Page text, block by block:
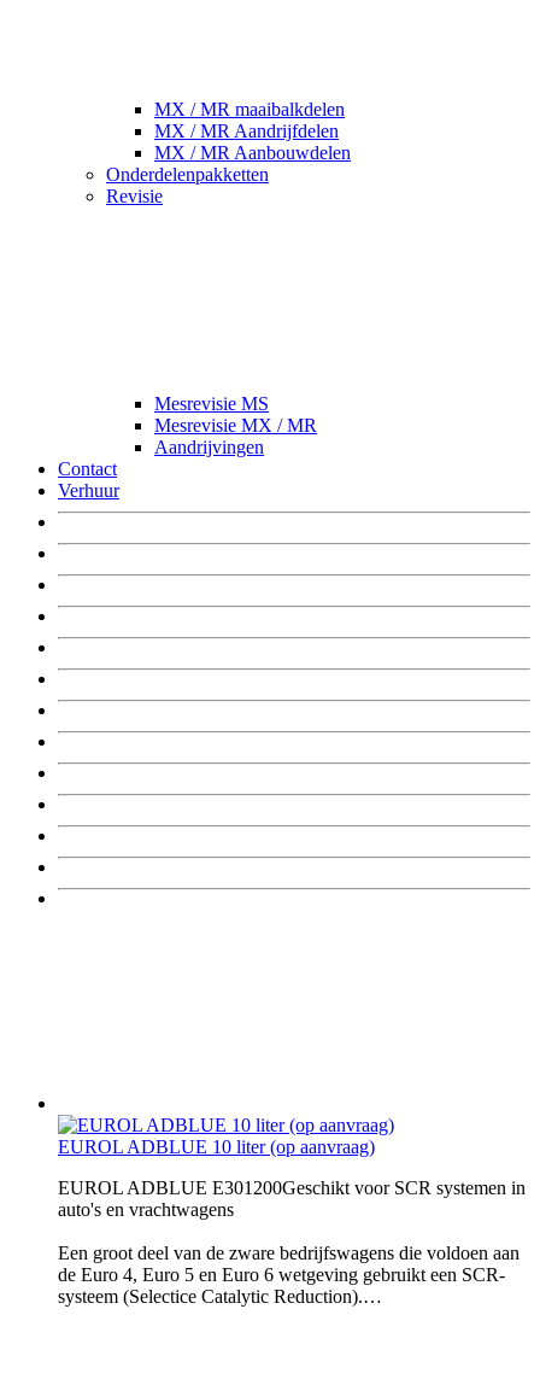
MX / MR maaibalkdelen
MX / MR Aandrijfdelen
MX / MR Aanbouwdelen
Onderdelenpakketten
Revisie
Mesrevisie MS
Mesrevisie MX / MR
Aandrijvingen
Contact
Verhuur
EUROL ADBLUE 10 liter (op aanvraag)
EUROL ADBLUE E301200Geschikt voor SCR systemen in
auto's en vrachtwagens
Een groot deel van de zware bedrijfswagens die voldoen aan
de Euro 4, Euro 5 en Euro 6 wetgeving gebruikt een SCR-
systeem (Selectice Catalytic Reduction).…